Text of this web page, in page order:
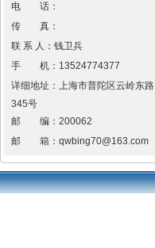
电 话：
传 真：
联 系 人：钱卫兵
手 机： 13524774377
详细地址： 上海市普陀区云岭东路
345号
邮 编： 200062
邮 箱： qwbing70@163.com